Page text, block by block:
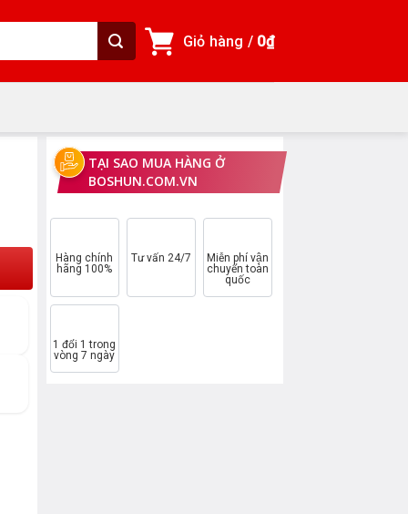
Giỏ hàng / 0₫
TẠI SAO MUA HÀNG Ở
BOSHUN.COM.VN
Hàng chính
hãng 100%
Tư vấn 24/7
Miễn phí vận
chuyển toàn
quốc
1 đổi 1 trong
vòng 7 ngày